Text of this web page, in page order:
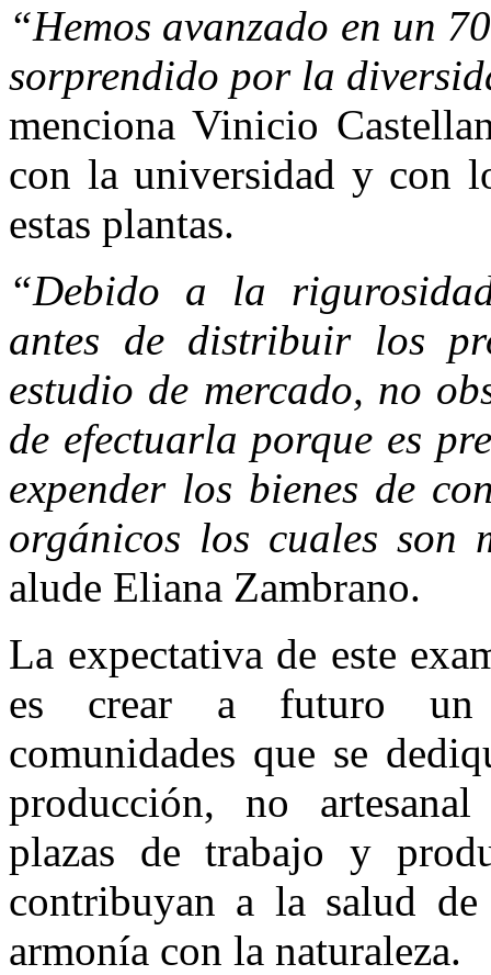
“Hemos avanzado en un
sorprendido por la
menciona Vinicio
con la universidad y con
estas plantas.
“Debido a la
antes de distribuir los
estudio de mercado, no
de efectuarla porque es
expender los bienes de
orgánicos los cuales son
alude Eliana Zambrano.
La expectativa de este
es crear a futuro un
comunidades que se
producción, no
plazas de trabajo y
contribuyan a la salud
armonía con la naturaleza.